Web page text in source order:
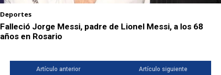
Deportes
Falleció Jorge Messi, padre de Lionel Messi, a los 68
años en Rosario
Artículo anterior Artículo siguiente